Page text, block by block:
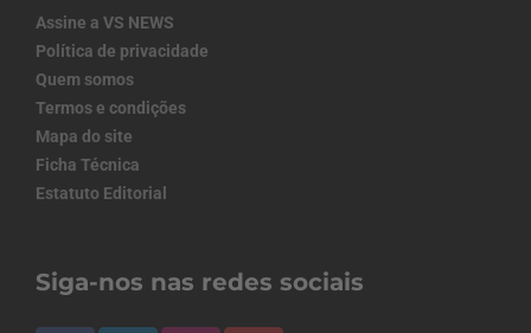
Assine a VS NEWS
Política de privacidade
Quem somos
Termos e condições
Mapa do site
Ficha Técnica
Estatuto Editorial
Siga-nos nas redes sociais